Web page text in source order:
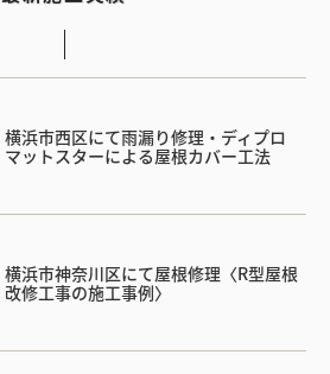
横浜市西区にて雨漏り修理・ディプロ
マットスターによる屋根カバー工法
横浜市神奈川区にて屋根修理〈R型屋根
改修工事の施工事例〉